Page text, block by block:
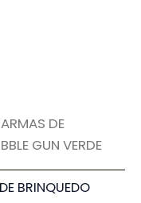
ARMAS DE
GUN VERDE
BRINQUEDO